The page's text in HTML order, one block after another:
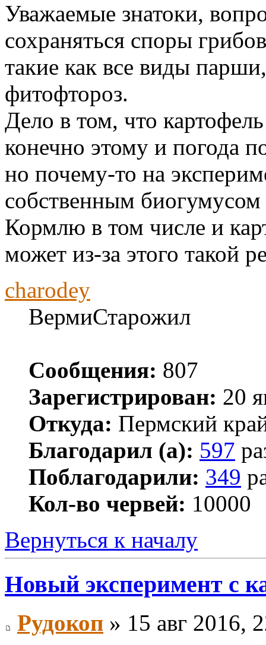
Уважаемые знатоки,
сохраняться споры
такие как все виды
фитофтороз.
Дело в том, что
конечно этому и погода
но почему-то на
собственным
Кормлю в том числе и
может из-за этого такой
charodey
ВермиСтарожил
Сообщения: 807
Зарегистрирован: 20
Откуда: Пермский
Благодарил (а): 597
Поблагодарили: 349
Кол-во червей: 10000
Вернуться к началу
Новый эксперимент с
Рудокоп » 15 авг 2016,